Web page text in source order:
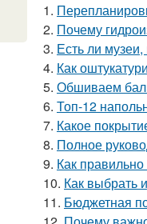
1.
2. Почему
3. Есть ли
4. Как
5. Обшиваем
6. Топ-12
7. Какое
8. Полное
9. Как
10. Как выбрать
11. Бюджетная